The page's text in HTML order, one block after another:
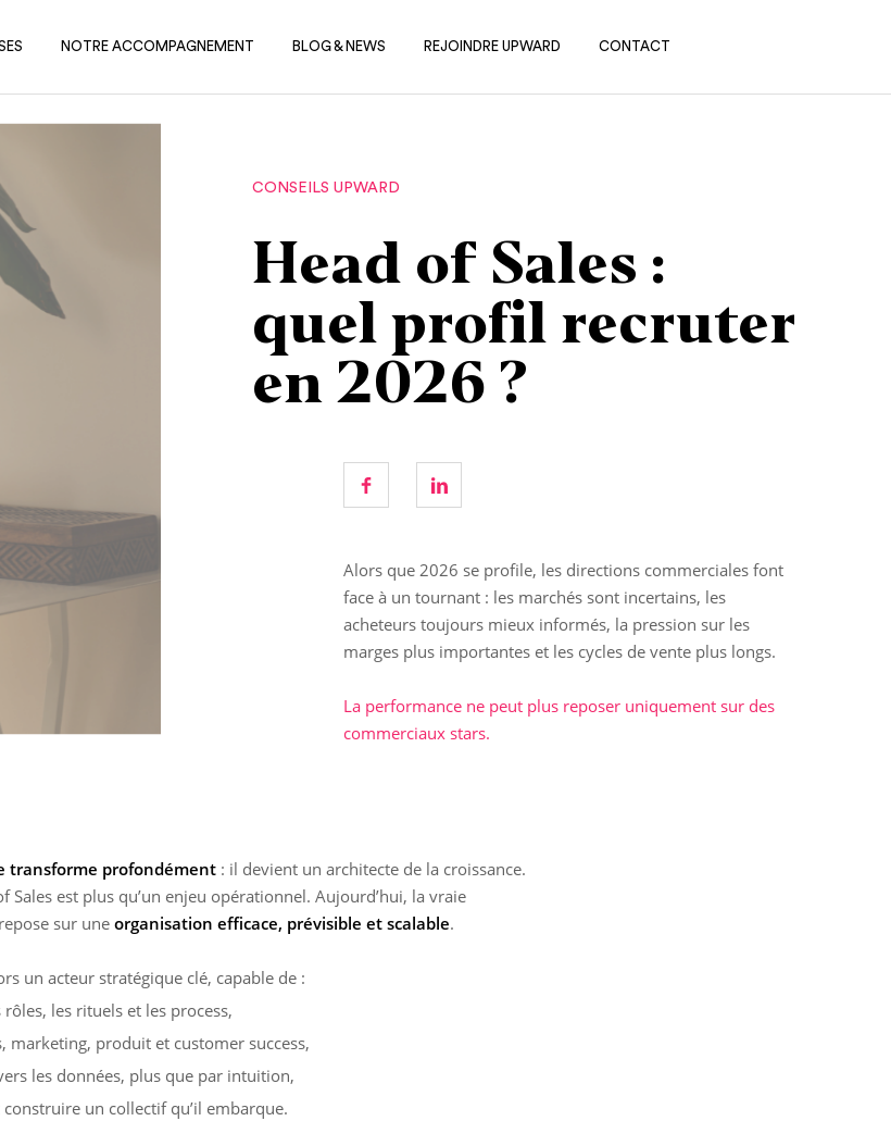
NOTRE ACCOMPAGNEMENT BLOG & NEWS REJOINDRE UPWARD CONTACT
CONSEILS UPWARD
Head of Sales :
quel profil recruter
en 2026 ?
Alors que 2026 se profile, les directions commerciales font
face à un tournant : les marchés sont incertains, les
acheteurs toujours mieux informés, la pression sur les
marges plus importantes et les cycles de vente plus longs.
La performance ne peut plus reposer uniquement sur des
commerciaux stars.
transforme profondément : il devient un architecte de la croissance.
Sales est plus qu’un enjeu opérationnel. Aujourd’hui, la vraie
sur une organisation efficace, prévisible et scalable.
un acteur stratégique clé, capable de :
les rituels et les process,
marketing, produit et customer success,
les données, plus que par intuition,
un collectif qu’il embarque.